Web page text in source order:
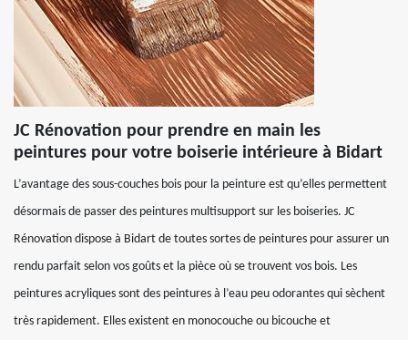
JC Rénovation pour prendre en main les
peintures pour votre boiserie intérieure à Bidart
L’avantage des sous-couches bois pour la peinture est qu’elles permettent
désormais de passer des peintures multisupport sur les boiseries. JC
Rénovation dispose à Bidart de toutes sortes de peintures pour assurer un
rendu parfait selon vos goûts et la pièce où se trouvent vos bois. Les
peintures acryliques sont des peintures à l’eau peu odorantes qui sèchent
très rapidement. Elles existent en monocouche ou bicouche et